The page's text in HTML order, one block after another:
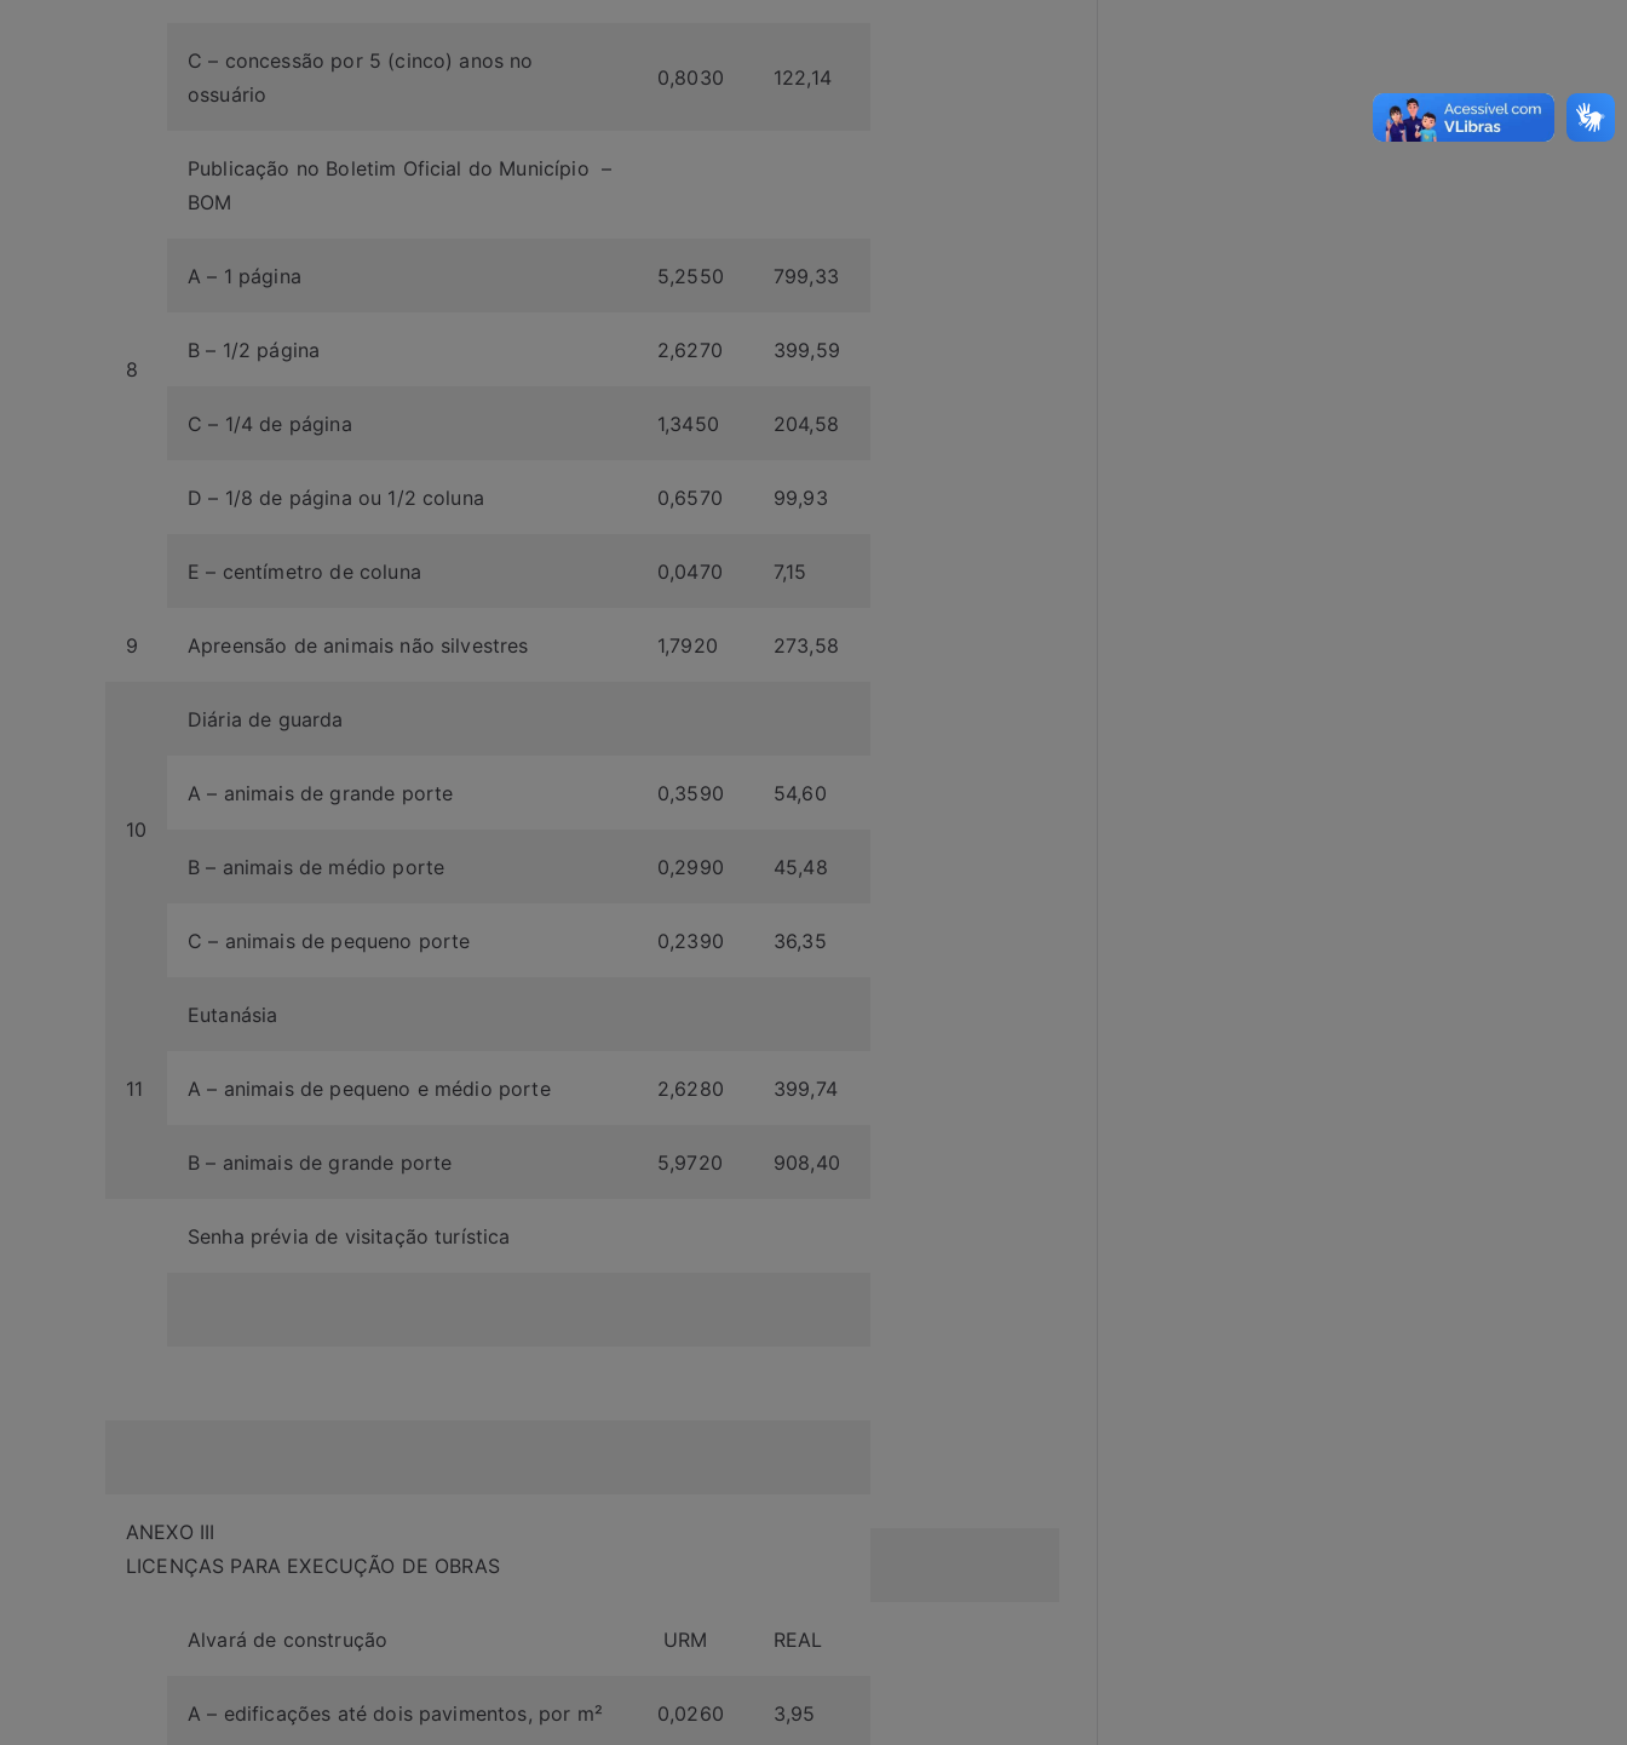
C – concessão por 5 (cinco) anos no
ossuário
0,8030 122,14
8
Publicação no Boletim Oficial do Município –
BOM
A – 1 página 5,2550 799,33
B – 1/2 página 2,6270 399,59
C – 1/4 de página 1,3450 204,58
D – 1/8 de página ou 1/2 coluna 0,6570 99,93
E – centímetro de coluna 0,0470 7,15
9 Apreensão de animais não silvestres 1,7920 273,58
10
Diária de guarda
A – animais de grande porte 0,3590 54,60
B – animais de médio porte 0,2990 45,48
C – animais de pequeno porte 0,2390 36,35
11
Eutanásia
A – animais de pequeno e médio porte 2,6280 399,74
B – animais de grande porte 5,9720 908,40
Senha prévia de visitação turística
ANEXO III
LICENÇAS PARA EXECUÇÃO DE OBRAS
Alvará de construção URM REAL
A – edificações até dois pavimentos, por m² 0,0260 3,95